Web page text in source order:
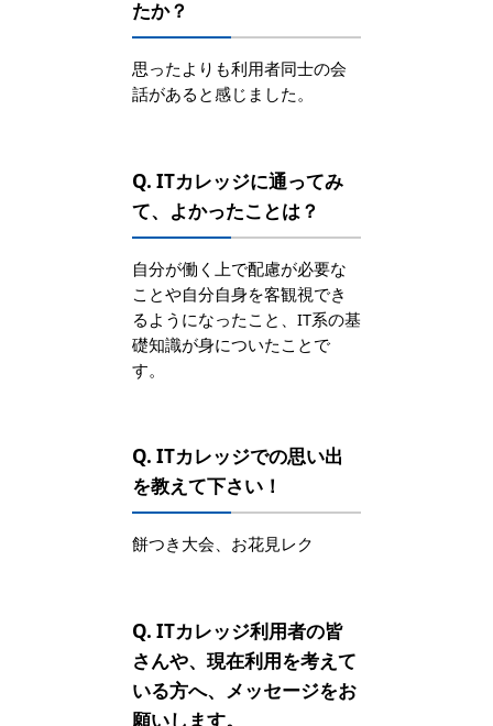
たか？
思ったよりも利用者同士の会
話があると感じました。
Q. ITカレッジに通ってみ
て、よかったことは？
自分が働く上で配慮が必要な
ことや自分自身を客観視でき
るようになったこと、IT系の基
礎知識が身についたことで
す。
Q. ITカレッジでの思い出
を教えて下さい！
餅つき大会、お花見レク
Q. ITカレッジ利用者の皆
さんや、現在利用を考えて
いる方へ、メッセージをお
願いします。